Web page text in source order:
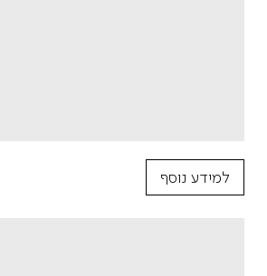
למידע נוסף